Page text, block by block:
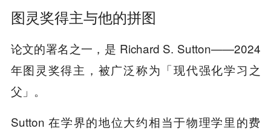
图灵奖得主与他的拼图
论文的署名之一，是 Richard S. Sutton——2024
年图灵奖得主，被广泛称为「现代强化学习之
父」。
Sutton 在学界的地位大约相当于物理学里的费